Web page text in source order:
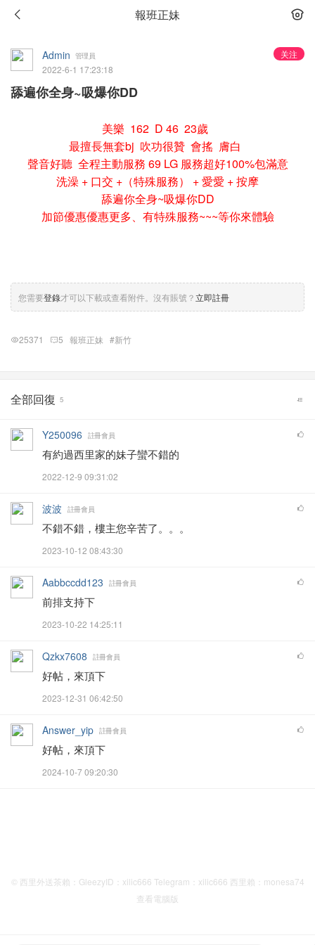
報班正妹
关注
Admin 管理員
2022-6-1 17:23:18
舔遍你全身~吸爆你DD
美樂 162 D 46 23歲
最擅長無套bj 吹功很贊 會搖 膚白
聲音好聽 全程主動服務 69 LG 服務超好100%包滿意
洗澡 + 口交 +（特殊服務） + 愛愛 + 按摩
舔遍你全身~吸爆你DD
加節優惠優惠更多、有特殊服務~~~等你來體驗
您需要登錄才可以下載或查看附件。沒有賬號？立即註冊
25371 5 報班正妹 #新竹
全部回復 5
Y250096 註冊會員
有約過西里家的妹子蠻不錯的
2022-12-9 09:31:02
波波 註冊會員
不錯不錯，樓主您辛苦了。。。
2023-10-12 08:43:30
Aabbccdd123 註冊會員
前排支持下
2023-10-22 14:25:11
Qzkx7608 註冊會員
好帖，來頂下
2023-12-31 06:42:50
Answer_yip 註冊會員
好帖，來頂下
2024-10-7 09:20:30
© 西里外送茶賴：GleezyID：xilic666 Telegram：xilic666 西里賴：monesa74
查看電腦版